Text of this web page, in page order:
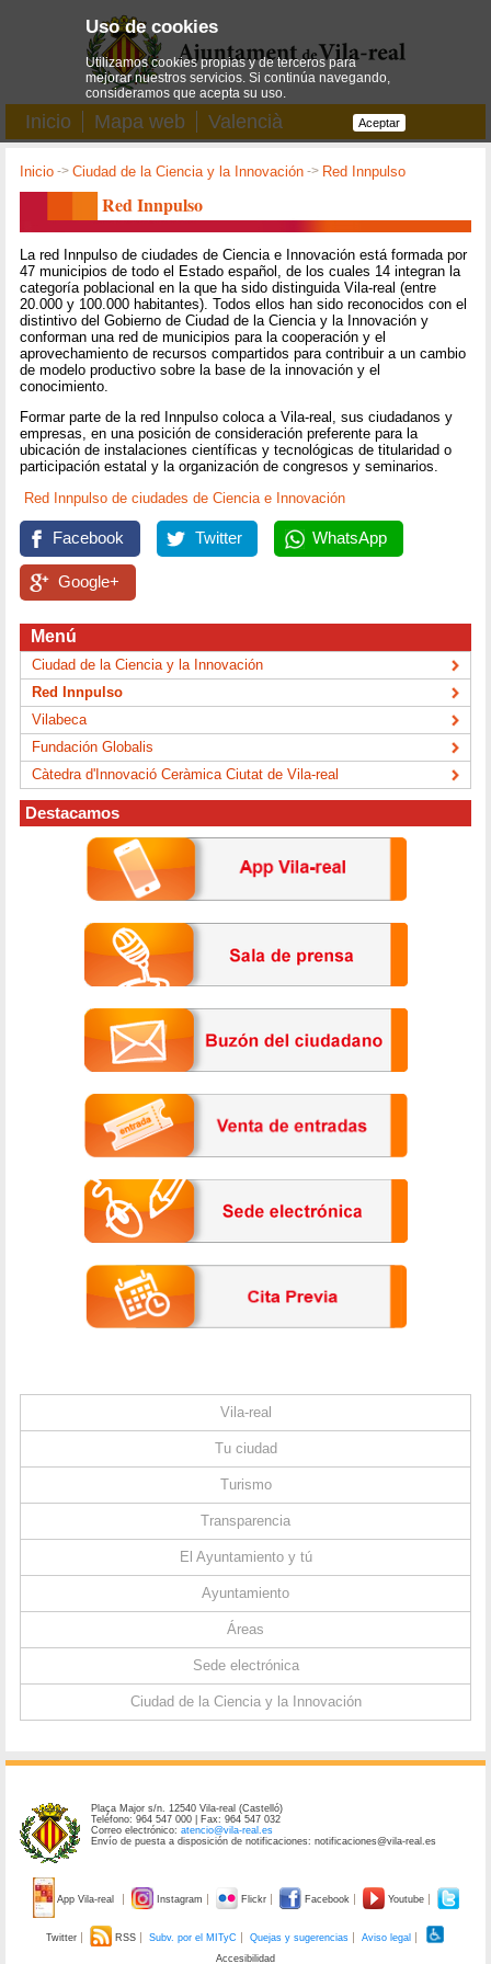
Inicio Mapa web Valencià
Inicio ->Ciudad de la Ciencia y la Innovación -> Red Innpulso
Red Innpulso
La red Innpulso de ciudades de Ciencia e Innovación está formada por
47 municipios de todo el Estado español, de los cuales 14 integran la
categoría poblacional en la que ha sido distinguida Vila-real (entre
20.000 y 100.000 habitantes). Todos ellos han sido reconocidos con el
distintivo del Gobierno de Ciudad de la Ciencia y la Innovación y
conforman una red de municipios para la cooperación y el
aprovechamiento de recursos compartidos para contribuir a un cambio
de modelo productivo sobre la base de la innovación y el
conocimiento.
Formar parte de la red Innpulso coloca a Vila-real, sus ciudadanos y
empresas, en una posición de consideración preferente para la
ubicación de instalaciones científicas y tecnológicas de titularidad o
participación estatal y la organización de congresos y seminarios.
Red Innpulso de ciudades de Ciencia e Innovación
Facebook Twitter WhatsApp
Google+
Menú
Ciudad de la Ciencia y la Innovación
Red Innpulso
Vilabeca
Fundación Globalis
Càtedra d'Innovació Ceràmica Ciutat de Vila-real
Destacamos
Vila-real
Tu ciudad
Turismo
Transparencia
El Ayuntamiento y tú
Ayuntamiento
Áreas
Sede electrónica
Ciudad de la Ciencia y la Innovación
Plaça Major s/n. 12540 Vila-real (Castelló)
Teléfono: 964 547 000 | Fax: 964 547 032
Correo electrónico:atencio@vila-real.es
Envío de puesta a disposición de notificaciones: notificaciones@vila-real.es
App Vila-real Instagram Flickr Facebook Youtube
Twitter RSS Subv. por el MITyC Quejas y sugerencias
Aviso legal
Accesibilidad
Uso de cookies
Utilizamos cookies propias y de terceros para
mejorar nuestros servicios. Si continúa navegando,
consideramos que acepta su uso.
Aceptar